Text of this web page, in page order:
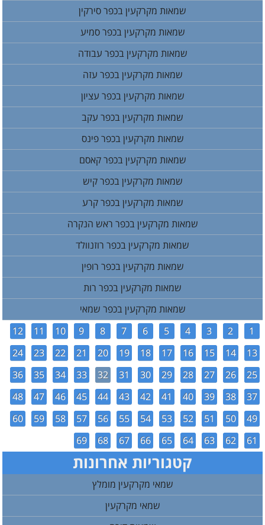
שמאות מקרקעין בכפר סירקין
שמאות מקרקעין בכפר סמיע
שמאות מקרקעין בכפר עבודה
שמאות מקרקעין בכפר עזה
שמאות מקרקעין בכפר עציון
שמאות מקרקעין בכפר עקב
שמאות מקרקעין בכפר פינס
שמאות מקרקעין בכפר קאסם
שמאות מקרקעין בכפר קיש
שמאות מקרקעין בכפר קרע
שמאות מקרקעין בכפר ראש הנקרה
שמאות מקרקעין בכפר רוזנוולד
שמאות מקרקעין בכפר רופין
שמאות מקרקעין בכפר רות
שמאות מקרקעין בכפר שמאי
1
2
3
4
5
6
7
8
9
10
11
12
13
14
15
16
17
18
19
20
21
22
23
24
25
26
27
28
29
30
31
32
33
34
35
36
37
38
39
40
41
42
43
44
45
46
47
48
49
50
51
52
53
54
55
56
57
58
59
60
61
62
63
64
65
66
67
68
69
קטגוריות אחרונות
שמאי מקרקעין מומלץ
שמאי מקרקעין